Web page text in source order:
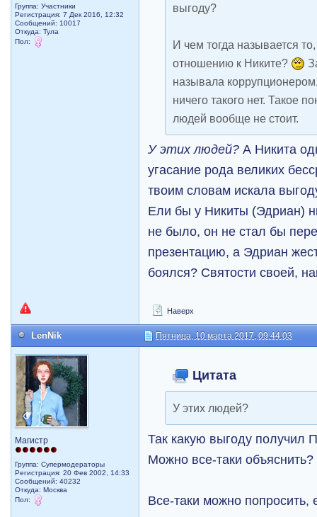
Группа: Участники
Регистрация: 7 Дек 2016, 12:32
Сообщений: 10017
Откуда: Тула
Пол:
выгоду?
И чем тогда называется
отношению к Никите?
называла
ничего такого нет. Такое
людей вообще не стоит.
У этих людей?А Никита
угасание рода великих
твоим словам искала
Ели бы у Никиты (Эдриан)
не было, он не стал бы
презентацию, а Эдриан
боялся? Святости своей,
Наверх
LenNik Пятница, 10 марта 2017, 09:44:03
Магистр
Группа: Супермодераторы
Регистрация: 20 Фев 2002, 14:33
Сообщений: 40232
Откуда: Москва
Пол:
Цитата
У этих людей?
Так какую выгоду получил
Можно все-таки объяснить?
Все-таки можно попросить,